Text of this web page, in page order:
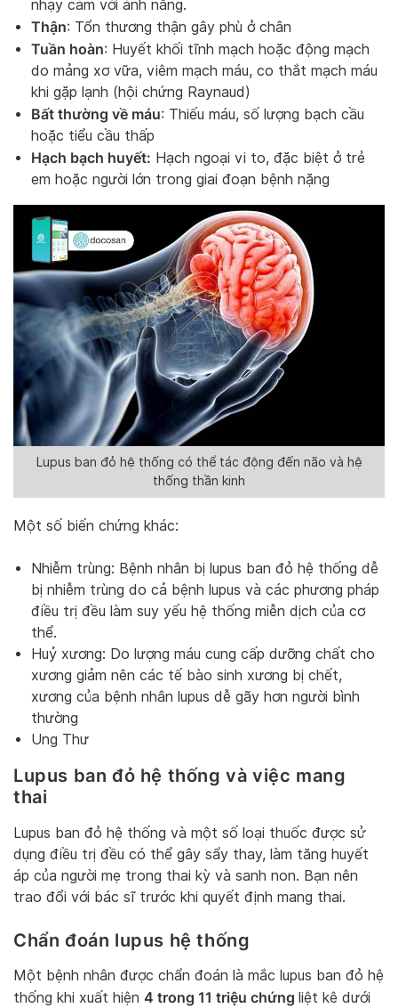
nhạy cảm với ánh nắng.
Thận: Tổn thương thận gây phù ở chân
Tuần hoàn: Huyết khối tĩnh mạch hoặc động mạch
do mảng xơ vữa, viêm mạch máu, co thắt mạch máu
khi gặp lạnh (hội chứng Raynaud)
Bất thường về máu: Thiếu máu, số lượng bạch cầu
hoặc tiểu cầu thấp
Hạch bạch huyết: Hạch ngoại vi to, đặc biệt ở trẻ
em hoặc người lớn trong giai đoạn bệnh nặng
Lupus ban đỏ hệ thống có thể tác động đến não và hệ
thống thần kinh
Một số biến chứng khác:
Nhiễm trùng: Bệnh nhân bị lupus ban đỏ hệ thống dễ
bị nhiễm trùng do cả bệnh lupus và các phương pháp
điều trị đều làm suy yếu hệ thống miễn dịch của cơ
thể.
Huỷ xương: Do lượng máu cung cấp dưỡng chất cho
xương giảm nên các tế bào sinh xương bị chết,
xương của bệnh nhân lupus dễ gãy hơn người bình
thường
Ung Thư
Lupus ban đỏ hệ thống và việc mang
thai
Lupus ban đỏ hệ thống và một số loại thuốc được sử
dụng điều trị đều có thể gây sẩy thay, làm tăng huyết
áp của người mẹ trong thai kỳ và sanh non. Bạn nên
trao đổi với bác sĩ trước khi quyết định mang thai.
Chẩn đoán lupus hệ thống
Một bệnh nhân được chẩn đoán là mắc lupus ban đỏ hệ
thống khi xuất hiện 4 trong 11 triệu chứng liệt kê dưới